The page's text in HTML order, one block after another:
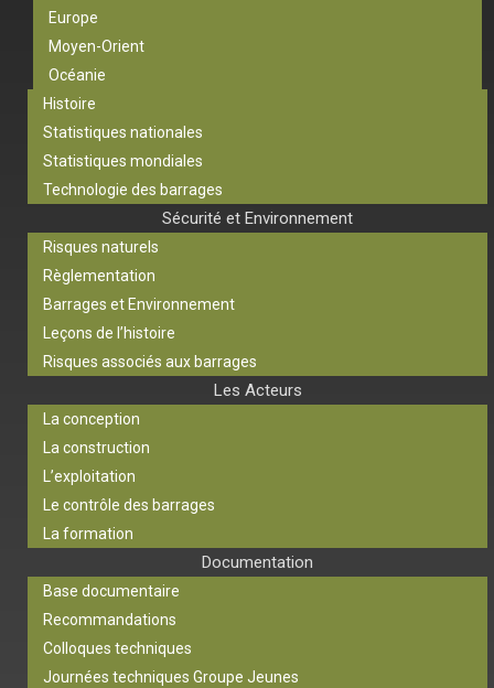
Europe
Moyen-Orient
Océanie
Histoire
Statistiques nationales
Statistiques mondiales
Technologie des barrages
Sécurité et Environnement
Risques naturels
Règlementation
Barrages et Environnement
Leçons de l’histoire
Risques associés aux barrages
Les Acteurs
La conception
La construction
L’exploitation
Le contrôle des barrages
La formation
Documentation
Base documentaire
Recommandations
Colloques techniques
Journées techniques Groupe Jeunes